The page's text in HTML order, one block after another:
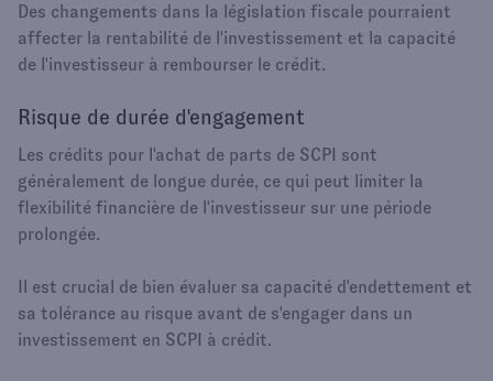
Des changements dans la législation fiscale pourraient
affecter la rentabilité de l'investissement et la capacité
de l'investisseur à rembourser le crédit.
Risque de durée d'engagement
Les crédits pour l'achat de parts de SCPI sont
généralement de longue durée, ce qui peut limiter la
flexibilité financière de l'investisseur sur une période
prolongée.
Il est crucial de bien évaluer sa capacité d'endettement et
sa tolérance au risque avant de s'engager dans un
investissement en SCPI à crédit.